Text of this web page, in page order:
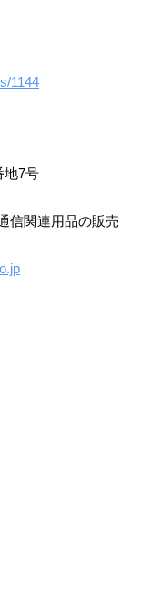
1144
地7号
信関連用品の販売